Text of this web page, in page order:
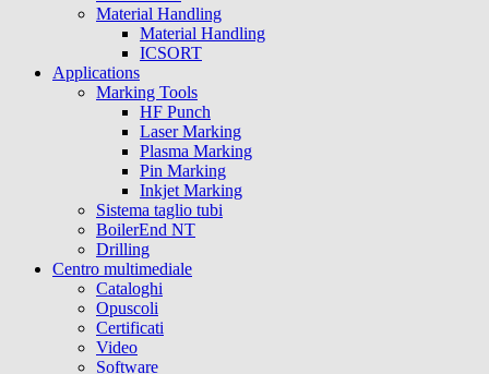
Material Handling
Material Handling
ICSORT
Applications
Marking Tools
HF Punch
Laser Marking
Plasma Marking
Pin Marking
Inkjet Marking
Sistema taglio tubi
BoilerEnd NT
Drilling
Centro multimediale
Cataloghi
Opuscoli
Certificati
Video
Software